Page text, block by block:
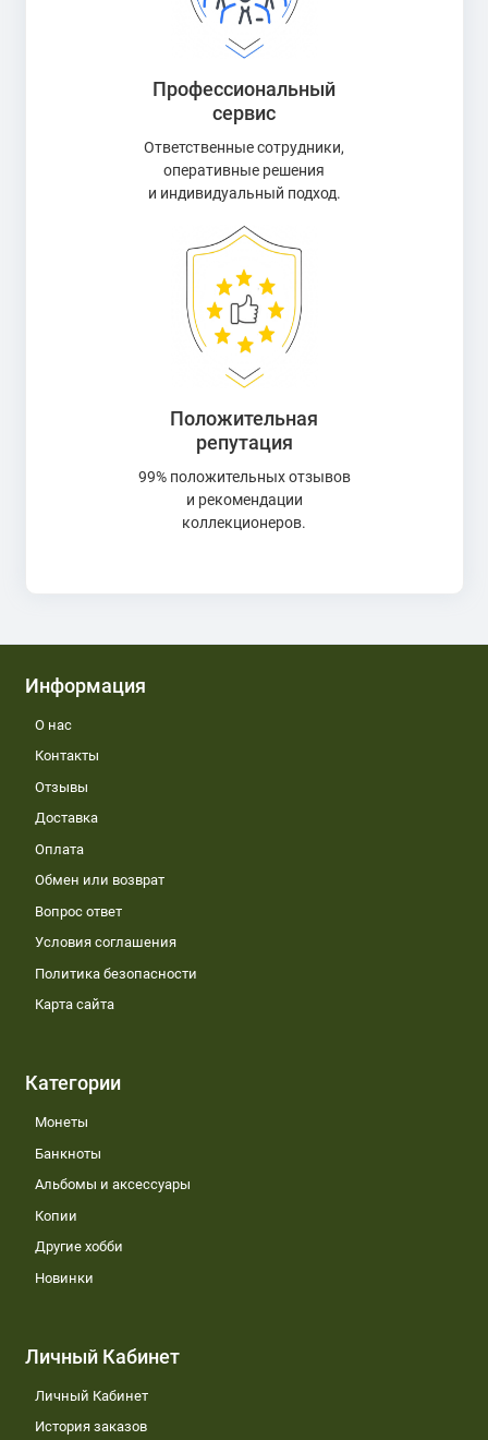
Профессиональный
сервис
Ответственные сотрудники,
оперативные решения
и индивидуальный подход.
Положительная
репутация
99% положительных отзывов
и рекомендации
коллекционеров.
Информация
О нас
Контакты
Отзывы
Доставка
Оплата
Обмен или возврат
Вопрос ответ
Условия соглашения
Политика безопасности
Карта сайта
Категории
Монеты
Банкноты
Альбомы и аксессуары
Копии
Другие хобби
Новинки
Личный Кабинет
Личный Кабинет
История заказов